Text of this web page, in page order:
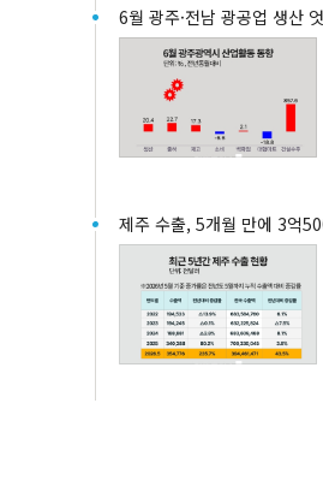
6월 광주·전남 광공업 생산
제주 수출, 5개월 만에 3억